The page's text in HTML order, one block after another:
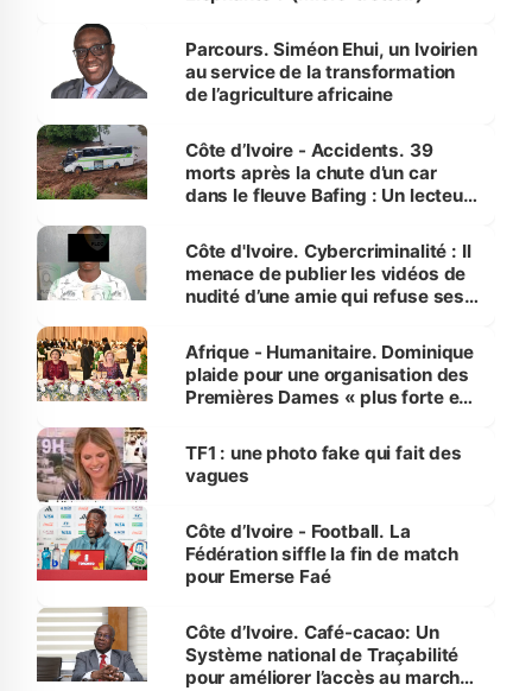
Parcours. Siméon Ehui, un Ivoirien
au service de la transformation
de l’agriculture africaine
Côte d’Ivoire - Accidents. 39
morts après la chute d’un car
dans le fleuve Bafing : Un lecteur
des Transports
Côte d'Ivoire. Cybercriminalité : Il
menace de publier les vidéos de
nudité d’une amie qui refuse ses
Afrique - Humanitaire. Dominique
plaide pour une organisation des
Premières Dames « plus forte et
sur la scène internationale »
TF1 : une photo fake qui fait des
vagues
Côte d’Ivoire - Football. La
Fédération siffle la fin de match
pour Emerse Faé
Côte d’Ivoire. Café-cacao: Un
Système national de Traçabilité
pour améliorer l’accès au marché